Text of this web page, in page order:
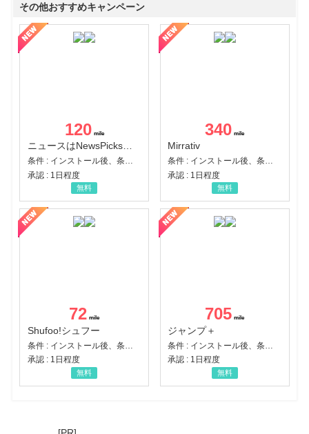
その他おすすめキャンペーン
120
ニュースはNewsPicks｜経済ニュース・就活・ビジネス
条件 : インストール後、条件達成
承認 : 1日程度
無料
340
Mirrativ
条件 : インストール後、条件達成
承認 : 1日程度
無料
72
Shufoo!シュフー
承認 : 1日程度
無料
705
ジャンプ＋
承認 : 1日程度
無料